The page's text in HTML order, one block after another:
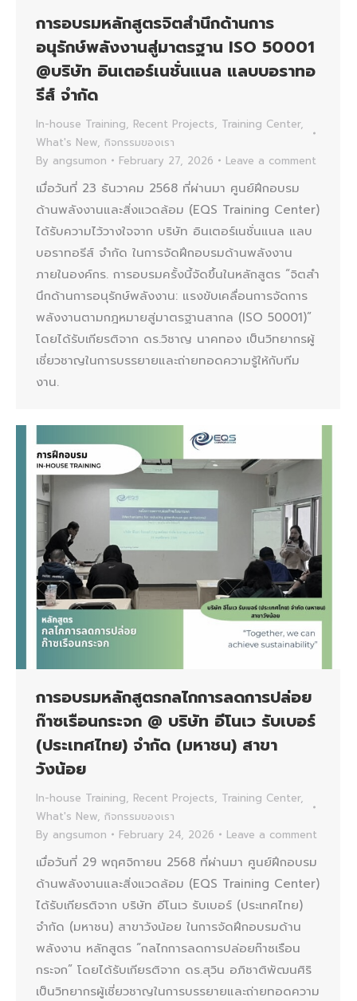
การอบรมหลักสูตรจิตสำนึกด้านการ
อนุรักษ์พลังงานสู่มาตรฐาน ISO 50001
@บริษัท อินเตอร์เนชั่นแนล แลบบอราทอ
รีส์ จำกัด
In-house Training, Recent Projects, Training Center,
What's New, กิจกรรมของเรา
By angsumon February 27, 2026 Leave a comment
เมื่อวันที่ 23 ธันวาคม 2568 ที่ผ่านมา ศูนย์ฝึกอบรม
ด้านพลังงานและสิ่งแวดล้อม (EQS Training Center)
ได้รับความไว้วางใจจาก บริษัท อินเตอร์เนชั่นแนล แลบ
บอราทอรีส์ จำกัด ในการจัดฝึกอบรมด้านพลังงาน
ภายในองค์กร. การอบรมครั้งนี้จัดขึ้นในหลักสูตร “จิตสํา
นึกด้านการอนุรักษ์พลังงาน: แรงขับเคลื่อนการจัดการ
พลังงานตามกฎหมายสู่มาตรฐานสากล (ISO 50001)”
โดยได้รับเกียรติจาก ดร.วิชาญ นาคทอง เป็นวิทยากรผู้
เชี่ยวชาญในการบรรยายและถ่ายทอดความรู้ให้กับทีม
งาน.
การอบรมหลักสูตรกลไกการลดการปล่อย
ก๊าซเรือนกระจก @ บริษัท อีโนเว รับเบอร์
(ประเทศไทย) จำกัด (มหาชน) สาขา
วังน้อย
In-house Training, Recent Projects, Training Center,
What's New, กิจกรรมของเรา
By angsumon February 24, 2026 Leave a comment
เมื่อวันที่ 29 พฤศจิกายน 2568 ที่ผ่านมา ศูนย์ฝึกอบรม
ด้านพลังงานและสิ่งแวดล้อม (EQS Training Center)
ได้รับเกียรติจาก บริษัท อีโนเว รับเบอร์ (ประเทศไทย)
จำกัด (มหาชน) สาขาวังน้อย ในการจัดฝึกอบรมด้าน
พลังงาน หลักสูตร “กลไกการลดการปล่อยก๊าซเรือน
กระจก” โดยได้รับเกียรติจาก ดร.สุวิน อภิชาติพัฒนศิริ
เป็นวิทยากรผู้เชี่ยวชาญในการบรรยายและถ่ายทอดความ